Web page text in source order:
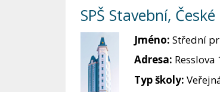
SPŠ Stavební,
Jméno: Střední
Adresa: Resslova
Typ školy: